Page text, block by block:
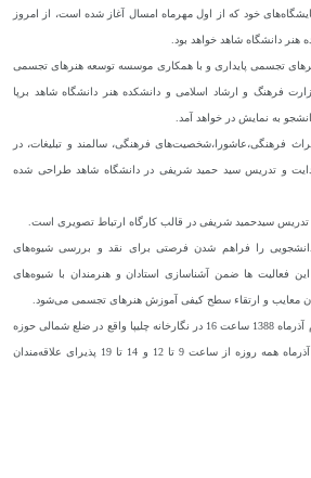
خود که از اول مهرماه امسال آغاز شده است، از امروز
هنر دانشگاه شاهد خواهد بود.
تجسمی پایداری و با همکاری موسسه توسعه هنرهای تجسمی
فرهنگ و ارشاد اسلامی و دانشکده هنر دانشگاه شاهد برپا
فرهنگی،عاشورا،شخصیت‌های فرهنگی، سالمند و تبلیغات، در
ارتباط تصویری4 با هدایت و تدریس سید حمید شریفی در دانشگاه شاهد طراحی شده‌
را فراهم شدن فرصتی برای نقد و بررسی شیوه‌های
فعالیت ها ضمن آشناسازی استادان و هنرمندان با شیوه‌های
و ارتقاء سطح کیفی آموزش هنرهای تجسمی می‌شود.
این نمایشگاه امروز چهارشنبه چهارم آذرماه 1388 ساعت 16 در نگارخانه چلیپا واقع در ضلع شمالی حوزه
هنری گشایش خواهد یافت و تا 26 آذرماه همه روزه از ساعت 9 تا 12 و 14 تا 19 پذیرای علاقه‌مندان